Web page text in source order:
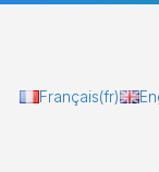
Français(fr)